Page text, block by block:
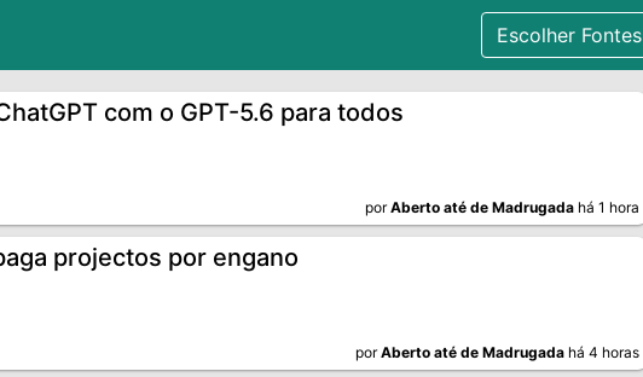
Escolher Fontes
com o GPT-5.6 para todos
porAberto até de Madrugadahá 1 hora
projectos por engano
porAberto até de Madrugadahá 4 horas